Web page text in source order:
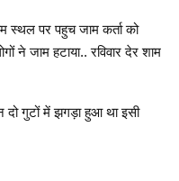
स्थल पर पहुच जाम कर्ता को
ने जाम हटाया.. रविवार देर शाम
दो गुटों में झगड़ा हुआ था इसी